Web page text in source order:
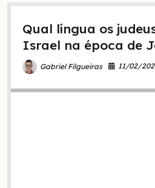
Gênesis
3:22
11:7?
Qual língua os
Israel na época de
Gabriel Filgueiras 11/02/